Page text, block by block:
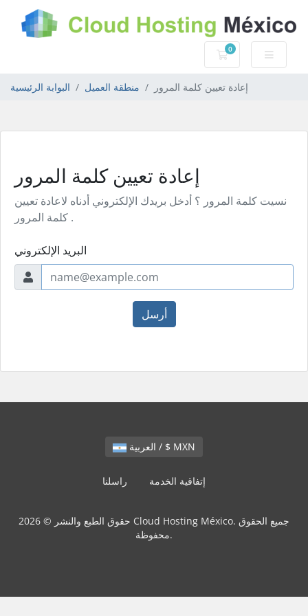
0
عربة التسوق
البوابة الرئيسية منطقة العميل إعادة تعيين كلمة المرور
إعادة تعيين كلمة المرور
نسيت كلمة المرور ؟ أدخل بريدك الإلكتروني أدناه لاعادة تعيين
كلمة المرور .
البريد الإلكتروني
أرسل
العربية / $ MXN
راسلنا إتفاقية الخدمة
حقوق الطبع والنشر © 2026 Cloud Hosting México. جميع الحقوق
محفوظة.